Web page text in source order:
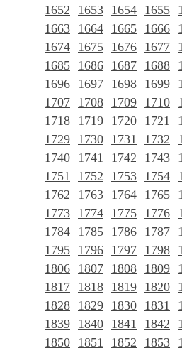
1652
1653 1654 1655
1663 1664 1665 1666
1674 1675 1676 1677
1685 1686 1687 1688
1696 1697 1698 1699
1707 1708 1709 1710
1718 1719 1720 1721
1729 1730 1731 1732
1740 1741 1742 1743
1751
1752 1753 1754
1762
1763 1764 1765
1773 1774 1775 1776
1784 1785 1786 1787
1795 1796 1797 1798
1806 1807 1808 1809
1817 1818 1819 1820
1828 1829 1830 1831
1839 1840 1841 1842
1850 1851 1852 1853